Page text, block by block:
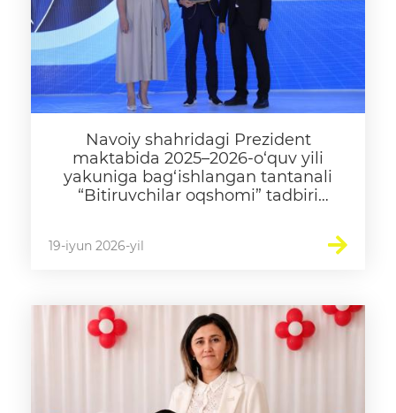
Navoiy shahridagi Prezident
maktabida 2025–2026-o‘quv yili
yakuniga bag‘ishlangan tantanali
“Bitiruvchilar oqshomi” tadbiri
19-iyun 2026-yil